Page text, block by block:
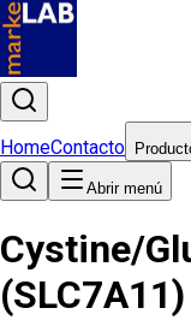
HomeContacto
Abrir menú
Cystine/